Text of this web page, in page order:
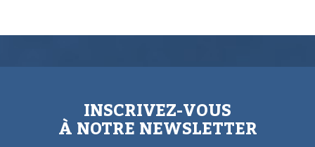
INSCRIVEZ-VOUS
À NOTRE NEWSLETTER